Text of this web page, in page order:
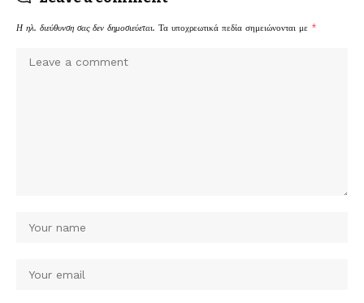
Η ηλ. διεύθυνση σας δεν δημοσιεύεται. Τα υποχρεωτικά πεδία σημειώνονται με *